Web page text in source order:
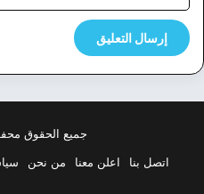
جميع الحقوق
اتصل بنا
اعلن معنا من نحن